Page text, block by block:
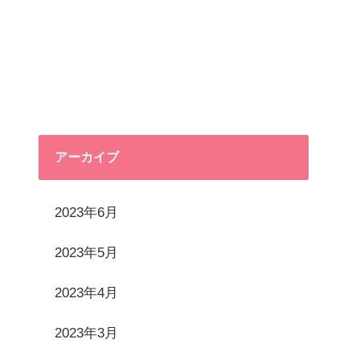
アーカイブ
2023年6月
2023年5月
2023年4月
2023年3月